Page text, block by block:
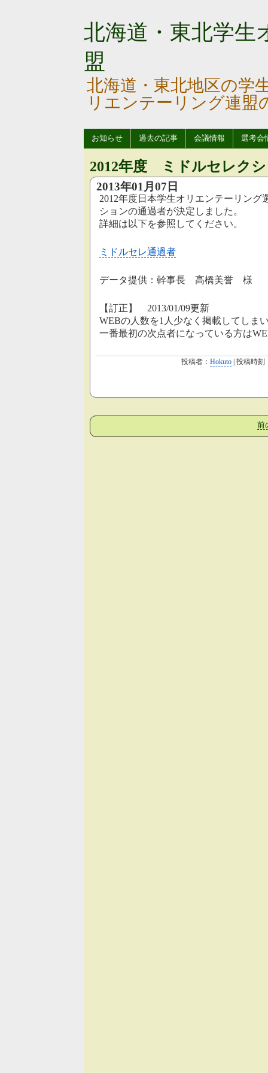
北海道・東北学生
盟
北海道・東北地区の学
リエンテーリング連盟
お知らせ 過去の記事 会議情報 選考会
2012年度 ミドルセレク
2013年01月07日
2012年度日本学生オリエンテーリング
ションの通過者が決定しました。
詳細は以下を参照してください。
ミドルセレ通過者
データ提供：幹事長 高橋美誉 様
【訂正】 2013/01/09更新
WEBの人数を1人少なく掲載してしま
一番最初の次点者になっている方は
投稿者： Hokuto | 投稿時刻
前